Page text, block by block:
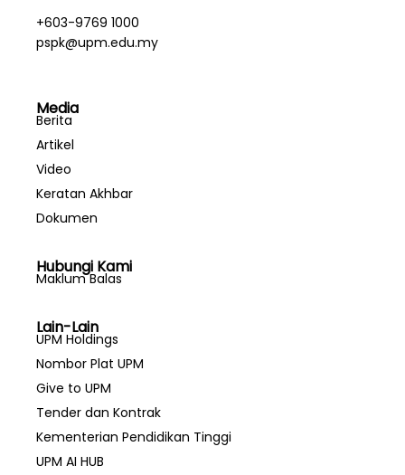
+603-9769 1000
pspk@upm.edu.my
Media
Berita
Artikel
Video
Keratan Akhbar
Dokumen
Hubungi Kami
Maklum Balas
Lain-Lain
UPM Holdings
Nombor Plat UPM
Give to UPM
Tender dan Kontrak
Kementerian Pendidikan Tinggi
UPM AI HUB